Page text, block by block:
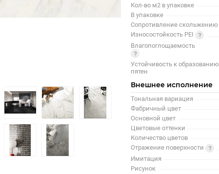
Кол-во м2 в упаковке
В упаковке
Сопротивление скольжению
Износостойкость PEI
Влагопоглощаемость
Устойчивость к образованию
пятен
Внешнее исполнение
Тональная вариация
Фабричный цвет
Основной цвет
Цветовые оттенки
Количество цветов
Отражение поверхности
Имитация
Рисунок